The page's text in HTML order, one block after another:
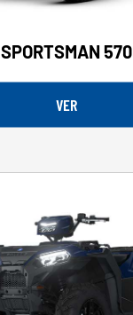
SPORTSMAN 570
VER